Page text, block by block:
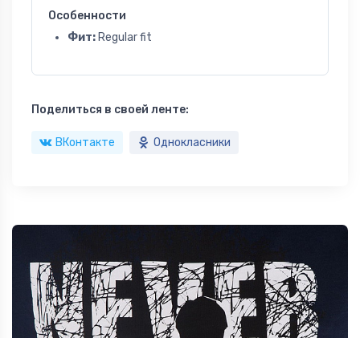
Особенности
Фит: Regular fit
Поделиться в своей ленте:
ВКонтакте Однокласники